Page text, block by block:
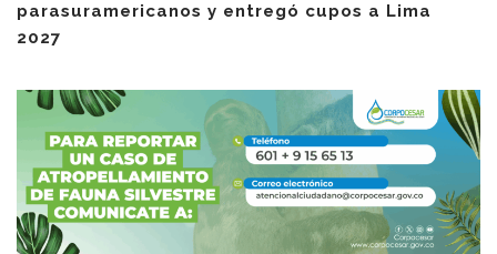
parasuramericanos y entregó cupos a Lima
2027